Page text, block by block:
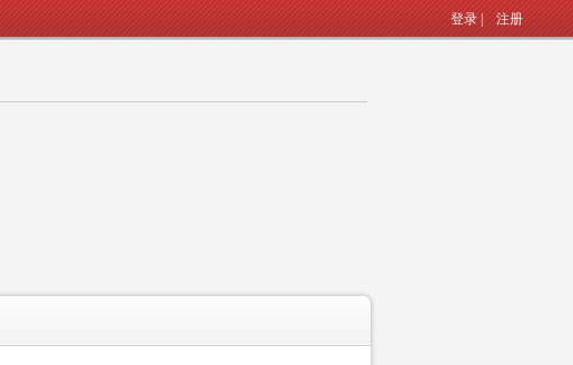
登录| 注册